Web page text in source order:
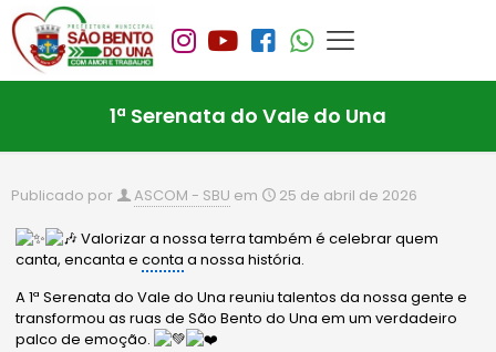
1ª Serenata do Vale do Una
Publicado por ASCOM - SBU em 25 de abril de 2026
Valorizar a nossa terra também é celebrar quem
canta, encanta econta a nossa história.
A 1ª Serenata do Vale do Una reuniu talentos da nossa gente e
transformou as ruas de São Bento do Una em um verdadeiro
palco de emoção.